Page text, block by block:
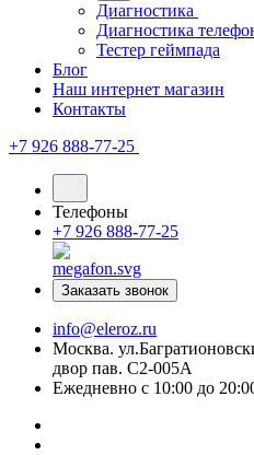
Диагностика
Диагностика
Тестер геймпада
Блог
Наш интернет магазин
Контакты
+7 926 888-77-25
Телефоны
+7 926 888-77-25
Заказать звонок
info@eleroz.ru
Москва.
двор пав. C2-005A
Ежедневно с 10:00 до